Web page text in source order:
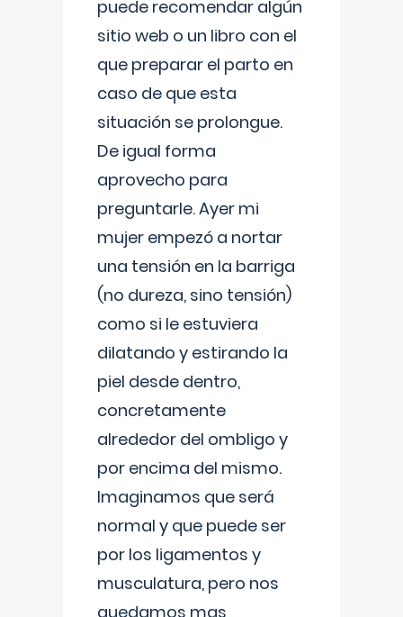
puede recomendar algún
sitio web o un libro con el
que preparar el parto en
caso de que esta
situación se prolongue.
De igual forma
aprovecho para
preguntarle. Ayer mi
mujer empezó a nortar
una tensión en la barriga
(no dureza, sino tensión)
como si le estuviera
dilatando y estirando la
piel desde dentro,
concretamente
alrededor del ombligo y
por encima del mismo.
Imaginamos que será
normal y que puede ser
por los ligamentos y
musculatura, pero nos
quedamos mas